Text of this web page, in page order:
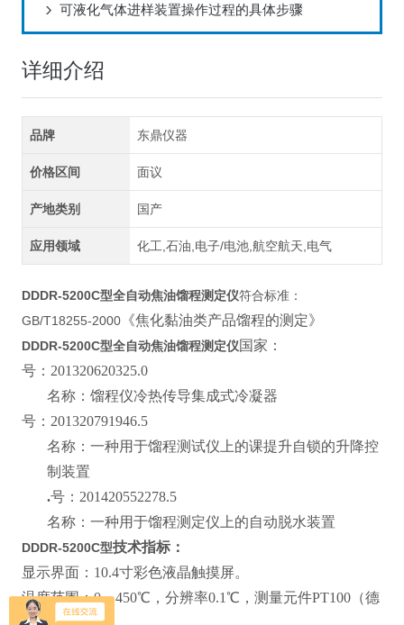
可液化气体进样装置操作过程的具体步骤
详细介绍
品牌 东鼎仪器
价格区间 面议
产地类别 国产
应用领域 化工,石油,电子/电池,航空航天,电气
DDDR-5200C型全自动焦油馏程测定仪符合标准：
GB/T18255-2000《焦化黏油类产品馏程的测定》
DDDR-5200C型全自动焦油馏程测定仪国家：
号：201320620325.0
名称：馏程仪冷热传导集成式冷凝器
号：201320791946.5
名称：一种用于馏程测试仪上的课提升自锁的升降控
制装置
.号：201420552278.5
名称：一种用于馏程测定仪上的自动脱水装置
DDDR-5200C型技术指标：
显示界面：10.4寸彩色液晶触摸屏。
温度范围：0～450℃，分辨率0.1℃，测量元件PT100（德